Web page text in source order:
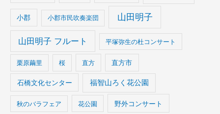
小郡 小郡市民吹奏楽団 山田明子
山田明子 フルート 平塚弥生の杜コンサート
栗原繭里 桜 直方 直方市
石橋文化センター 福智山ろく花公園
秋のバラフェア 花公園 野外コンサート